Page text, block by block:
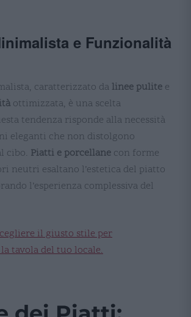
e Funzionalità
caratterizzato da linee pulite e
ottimizzata, è una scelta
tendenza risponde alla necessità
eleganti che non distolgono
cibo. Piatti e porcellane con forme
neutri esaltano l’estetica del piatto
l’esperienza complessiva del
il giusto stile per
tavola del tuo locale.